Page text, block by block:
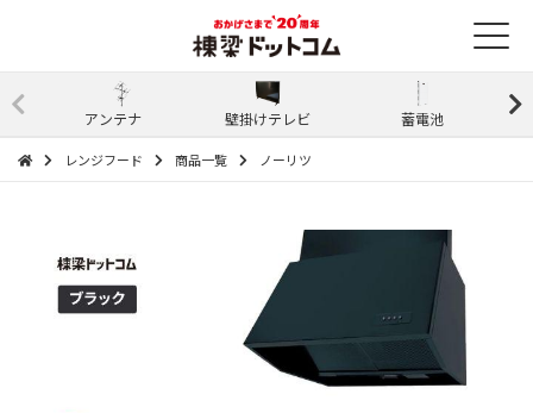
アンテナ 壁掛けテレビ 蓄電池
レンジフード 商品一覧 ノーリツ